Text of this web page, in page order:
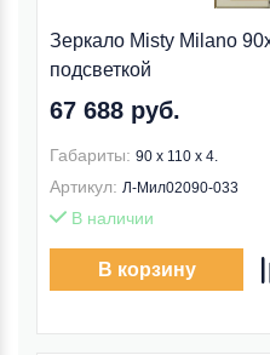
Зеркало Misty Milano
подсветкой
67 688 руб.
Габариты: 90 x 110 x 4.
Артикул: Л-Мил02090-033
В наличии
В корзину